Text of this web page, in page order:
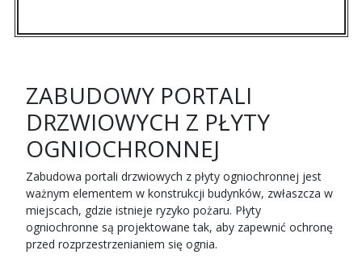
ZABUDOWY PORTALI
DRZWIOWYCH Z PŁYTY
OGNIOCHRONNEJ
Zabudowa portali drzwiowych z płyty ogniochronnej jest
ważnym elementem w konstrukcji budynków, zwłaszcza w
miejscach, gdzie istnieje ryzyko pożaru. Płyty
ogniochronne są projektowane tak, aby zapewnić ochronę
przed rozprzestrzenianiem się ognia.